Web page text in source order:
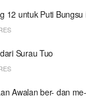
12 untuk Puti
Surau Tuo
Awalan ber- dan me-